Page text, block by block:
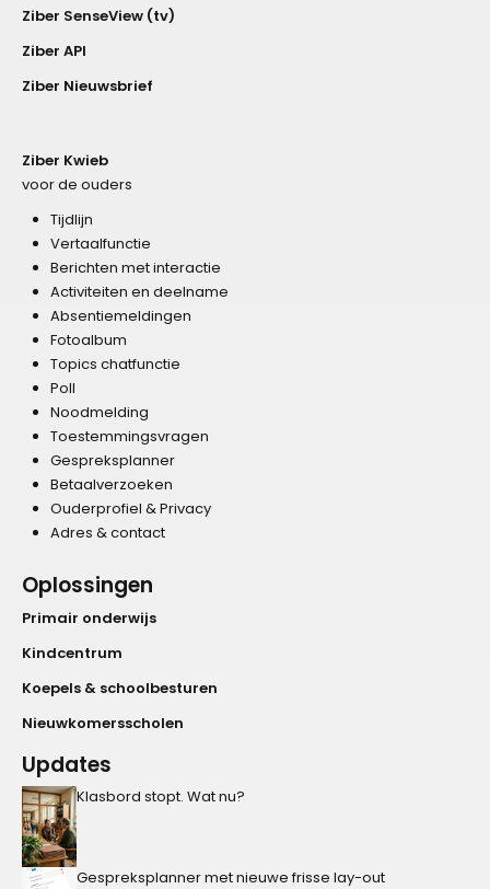
Ziber SenseView (tv)
Ziber API
Ziber Nieuwsbrief
Ziber Kwieb
voor de ouders
Tijdlijn
Vertaalfunctie
Berichten met interactie
Activiteiten en deelname
Absentiemeldingen
Fotoalbum
Topics chatfunctie
Poll
Noodmelding
Toestemmingsvragen
Gespreksplanner
Betaalverzoeken
Ouderprofiel & Privacy
Adres & contact
Oplossingen
Primair onderwijs
Kindcentrum
Koepels & schoolbesturen
Nieuwkomersscholen
Updates
Klasbord stopt. Wat nu?
Gespreksplanner met nieuwe frisse lay-out